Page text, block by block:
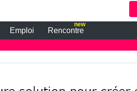
Emploi Rencontre
new